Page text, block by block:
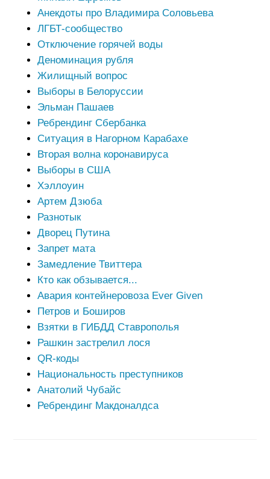
Анекдоты про Владимира Соловьева
ЛГБТ-сообщество
Отключение горячей воды
Деноминация рубля
Жилищный вопрос
Выборы в Белоруссии
Эльман Пашаев
Ребрендинг Сбербанка
Ситуация в Нагорном Карабахе
Вторая волна коронавируса
Выборы в США
Хэллоуин
Артем Дзюба
Разнотык
Дворец Путина
Запрет мата
Замедление Твиттера
Кто как обзывается...
Авария контейнеровоза Ever Given
Петров и Боширов
Взятки в ГИБДД Ставрополья
Рашкин застрелил лося
QR-коды
Национальность преступников
Анатолий Чубайс
Ребрендинг Макдоналдса